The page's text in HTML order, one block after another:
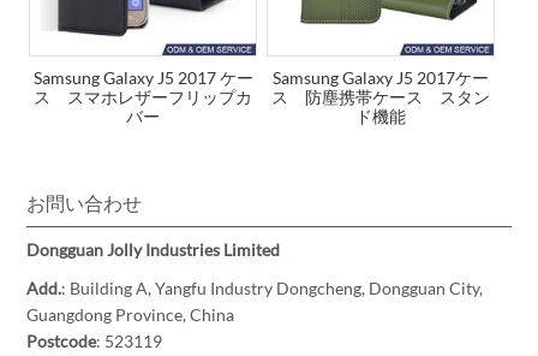
Samsung Galaxy J5 2017 ケー
ス スマホレザーフリップカ
バー
Samsung Galaxy J5 2017ケー
ス 防塵携帯ケース スタン
ド機能
お問い合わせ
Dongguan Jolly Industries Limited
Add.: Building A, Yangfu Industry Dongcheng, Dongguan City,
Guangdong Province, China
Postcode: 523119